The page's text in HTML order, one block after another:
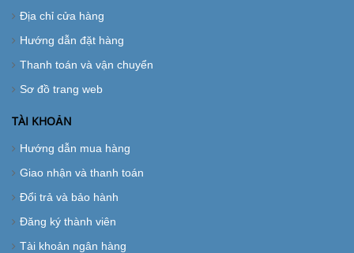
Địa chỉ cửa hàng
Hướng dẫn đặt hàng
Thanh toán và vận chuyển
Sơ đồ trang web
TÀI KHOẢN
Hướng dẫn mua hàng
Giao nhận và thanh toán
Đổi trả và bảo hành
Đăng ký thành viên
Tài khoản ngân hàng